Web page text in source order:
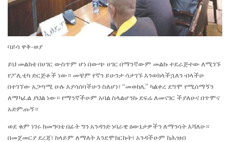
ባይሳ ዋቅ-ወያ
ይህ መልክቴ በሀገር ውስጥም ሆነ በውጭ ሀገር በማንኛውም መልኩ ተደራጅተው ለሚገኙ
የፖሊቲካ ድርጅቶች ነው። መቼም የኛን ይሁንታ ሳታገኙ እንወክላችኋለን ብላችሁ
በተገኘው አጋጣሚ ሁሉ እያሳሰባችሁን ስለሆነ፣ “መወከሌ” ካልቀረ ደግሞ የሚሰማኝን
ለማካፈል ያህል ነው። የማንኛችሁም አባል ስላልሆንኩ ደፍሬ ለመናገር ችያለሁና በጥሞና
አድምጡኝ።
ወደ ቁም ነገሩ ከመግባቴ በፊት ግን አንዳንድ ነባራዊ ዕውኔታዎችን ለማንሳት እሻለሁ።
በመጀመርያ ደረጃ፣ ከላይም ለማለት እንደሞከርኩት፣ አንዳችሁም ከሕዝብ